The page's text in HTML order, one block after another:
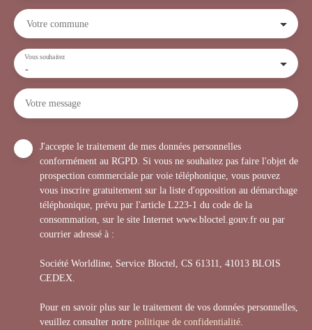
Votre commune
-
Vous souhaitez
Votre message
J'accepte le traitement de mes données personnelles
conformément au RGPD. Si vous ne souhaitez pas faire l'objet de
prospection commerciale par voie téléphonique, vous pouvez
vous inscrire gratuitement sur la liste d'opposition au démarchage
téléphonique, prévu par l'article L223-1 du code de la
consommation, sur le site Internet www.bloctel.gouv.fr ou par
courrier adressé à :
Société Worldline, Service Bloctel, CS 61311, 41013 BLOIS
CEDEX.
Pour en savoir plus sur le traitement de vos données personnelles,
veuillez consulter notre politique de confidentialité